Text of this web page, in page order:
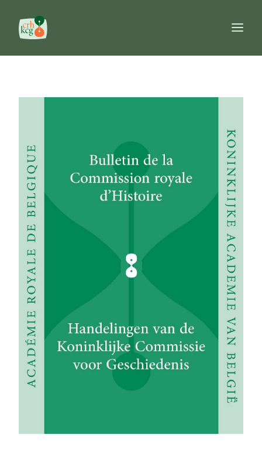
Publicaties
Databanken
Naslagwerken
FR
NL